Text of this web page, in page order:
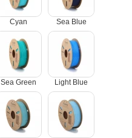
Cyan Sea Blue
Sea Green Light Blue